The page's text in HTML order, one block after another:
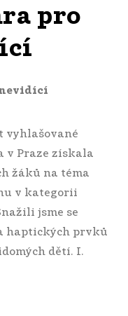
pro
vyhlašované
v Praze získala
žáků na téma
v kategorii
jsme se
haptických prvků
dětí. I.